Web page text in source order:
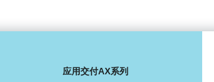
应用交付AX系列